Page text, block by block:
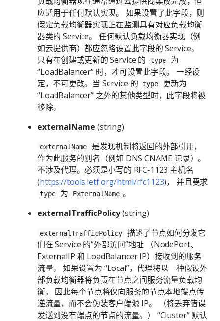
应适用于任何默认实现。 如果设置了此字段，则
假定负载均衡器实现正在监测具有对应负载均衡
器类的 Service。 任何默认负载均衡器实现（例
如云提供商）都应忽略设置此字段的 Service。
只有在创建或更新的 Service 的
type
为
“LoadBalancer” 时，才可设置此字段。 一经设
定，不可更改。当 Service 的
type
更新为
“LoadBalancer” 之外的其他类型时，此字段将被
移除。
externalName (string)
externalName
是发现机制将返回的外部引用，
作为此服务的别名（例如 DNS CNAME 记录）。
不涉及代理。必须是小写的 RFC-1123 主机名
(https://tools.ietf.org/html/rfc1123)， 并且要求
type 为 ExternalName 。
externalTrafficPolicy(string)
externalTrafficPolicy
描述了节点如何分发它
们在 Service 的“外部访问”地址 （NodePort、
ExternalIP 和 LoadBalancer IP）接收到的服务
流量。 如果设置为 “Local”，代理将以一种假设外
部负载均衡器将负责在节点之间服务流量负载均
衡， 因此每个节点将仅向服务的节点本地端点传
递流量，而不会伪装客户端源 IP。 （将丢弃错误
发送到没有端点的节点的流量。） “Cluster” 默认